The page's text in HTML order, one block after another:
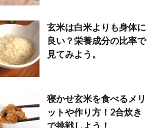
玄米は白米よりも身体に
良い？栄養成分の比率で
見てみよう。
寝かせ玄米を食べるメリ
ットや作り方！2合炊き
で挑戦しよう！